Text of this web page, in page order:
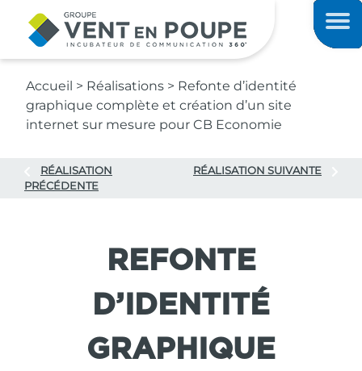
Accueil > Réalisations > Refonte d’identité
graphique complète et création d’un site
internet sur mesure pour CB Economie
RÉALISATION
PRÉCÉDENTE
RÉALISATION SUIVANTE
REFONTE
D’IDENTITÉ
GRAPHIQUE